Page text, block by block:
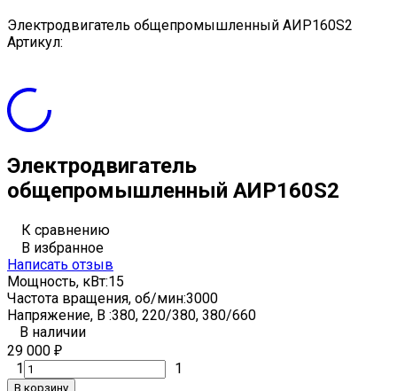
Электродвигатель общепромышленный АИР160S2
Артикул:
Электродвигатель
общепромышленный АИР160S2
К сравнению
В избранное
Написать отзыв
Мощность, кВт:15
Частота вращения, об/мин:3000
Напряжение, В :380, 220/380, 380/660
В наличии
29 000 ₽
1 1
В корзину